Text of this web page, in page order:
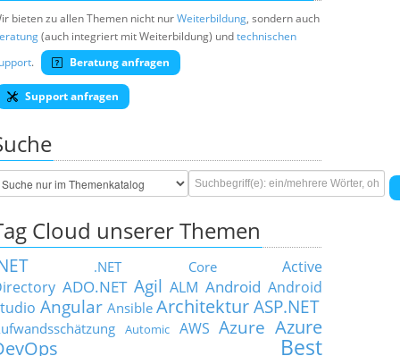
bieten zu allen Themen nicht nurWeiterbildung, sondern auch
(auch integriert mit Weiterbildung) undtechnischen
. Beratung anfragen
Support anfragen
Cloud unserer Themen
.NET Core
Active
ADO.NET Agil ALM Android Android
Angular Ansible Architektur ASP.NET
Automic AWS Azure Azure
Best